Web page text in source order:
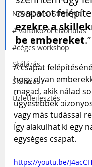
Növekedési Stratégia
# vállalkozói elvonulás
#céges workshop
Skálázás
Skálázás
Üzletfejlesztés
csapatot
ezekre a
be embereket.”
A csapat
hogy olyan
magad, akik nálad
ügyesebbek
vagy más tudással
Így alakulhat ki egy
egységes csapat.
https://youtu.be/